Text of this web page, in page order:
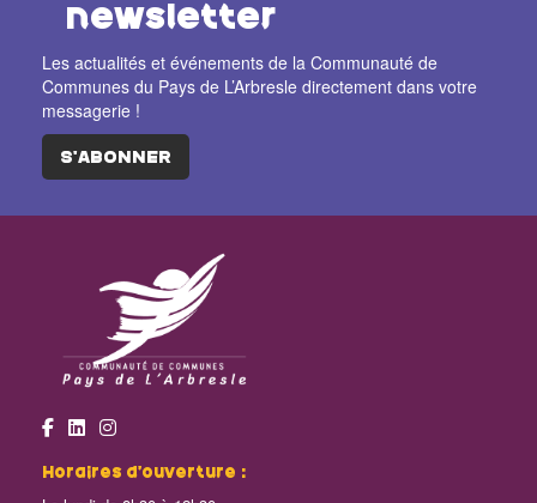
newsletter
Les actualités et événements de la Communauté de
Communes du Pays de L’Arbresle directement dans votre
messagerie !
S'ABONNER
Horaires d’ouverture :